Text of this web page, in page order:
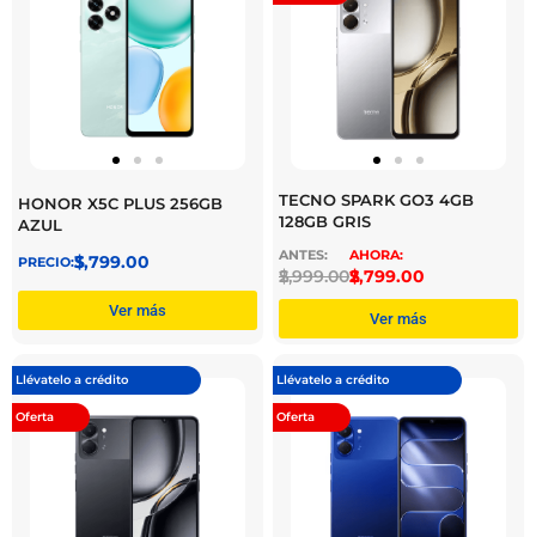
HONOR X5C PLUS 256GB
AZUL
$
3,799.00
Ver más
TECNO SPARK GO3 4GB
128GB GRIS
$
2,999.00$
2,799.00
Ver más
Llévatelo a crédito
Oferta
Llévatelo a crédito
Oferta